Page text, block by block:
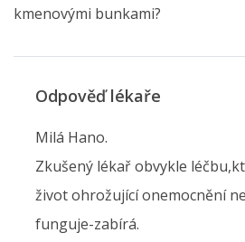
kmenovými bunkami?
Odpověď lékaře
Milá Hano.
Zkušený lékař obvykle
život ohrožující onemocnění
funguje-zabírá.